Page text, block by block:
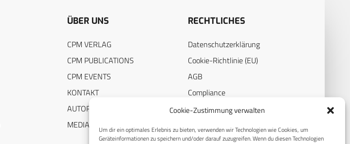
Cookie-Zustimmung verwalten
Um dir ein optimales Erlebnis zu bieten, verwenden wir Technologien wie Cookies, um
Geräteinformationen zu speichern und/oder darauf zuzugreifen. Wenn du diesen Technologien
ÜBER UNS
CPM VERLAG
CPM PUBLICATIONS
CPM EVENTS
KONTAKT
AUTORENHINWEISE
MEDIADATEN
RECHTLICHES
Datenschutzerklärung
Cookie-Richtlinie (EU)
AGB
Compliance
Impressum